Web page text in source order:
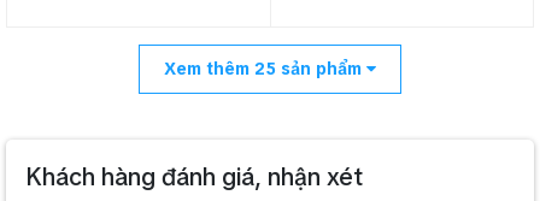
Xem thêm 25 sản phẩm
Khách hàng đánh giá, nhận xét